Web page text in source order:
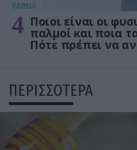
KΑΡΔΙΑ
4 Ποιοι είναι οι
παλμοί και ποια
Πότε πρέπει να
ΠΕΡΙΣΣΟΤΕΡΑ